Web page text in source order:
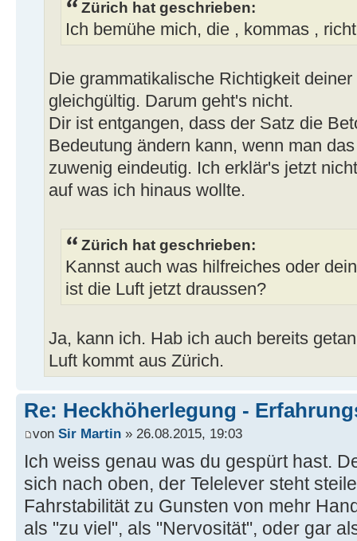
Zürich hat geschrieben:
Ich bemühe mich, die , kommas ,
Die grammatikalische Richtigkeit
gleichgültig. Darum geht's nicht.
Dir ist entgangen, dass der Satz die
Bedeutung ändern kann, wenn man
zuwenig eindeutig. Ich erklär's jetzt
auf was ich hinaus wollte.
Zürich hat geschrieben:
Kannst auch was hilfreiches oder
ist die Luft jetzt draussen?
Ja, kann ich. Hab ich auch bereits
Luft kommt aus Zürich.
Re: Heckhöherlegung -
von Sir Martin » 26.08.2015, 19:03
Ich weiss genau was du gespürt hast.
sich nach oben, der Telelever steht
Fahrstabilität zu Gunsten von mehr
als "zu viel", als "Nervosität", oder gar